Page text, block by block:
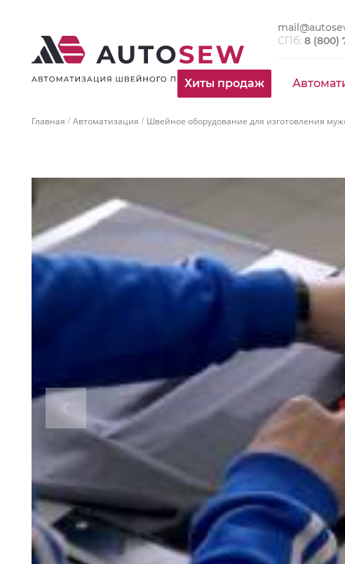
СПб: 8 (800)
Хиты продаж
Главная Автоматизация Швейное оборудование для изготовления